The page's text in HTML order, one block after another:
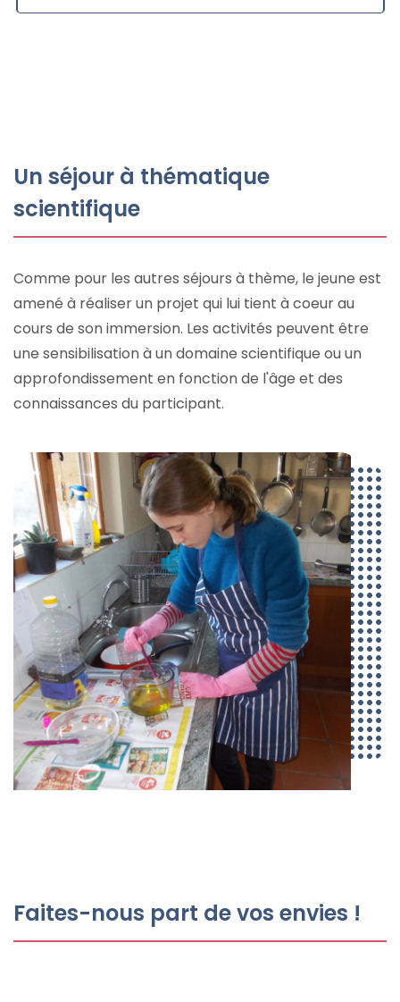
Un séjour à thématique
scientifique
Comme pour les autres séjours à thème, le jeune est
amené à réaliser un projet qui lui tient à coeur au
cours de son immersion. Les activités peuvent être
une sensibilisation à un domaine scientifique ou un
approfondissement en fonction de l'âge et des
connaissances du participant.
Faites-nous part de vos envies !